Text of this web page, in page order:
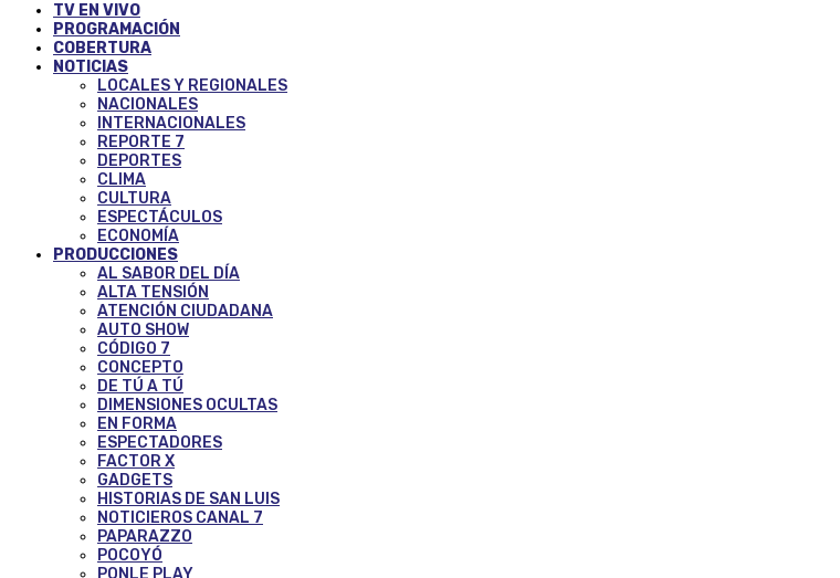
TV EN VIVO
PROGRAMACIÓN
COBERTURA
NOTICIAS
LOCALES Y REGIONALES
NACIONALES
INTERNACIONALES
REPORTE 7
DEPORTES
CLIMA
CULTURA
ESPECTÁCULOS
ECONOMÍA
PRODUCCIONES
AL SABOR DEL DÍA
ALTA TENSIÓN
ATENCIÓN CIUDADANA
AUTO SHOW
CÓDIGO 7
CONCEPTO
DE TÚ A TÚ
DIMENSIONES OCULTAS
EN FORMA
ESPECTADORES
FACTOR X
GADGETS
HISTORIAS DE SAN LUIS
NOTICIEROS CANAL 7
PAPARAZZO
POCOYÓ